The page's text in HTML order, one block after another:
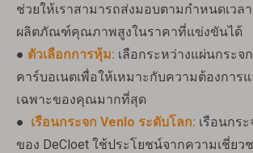
ช่วยให้เราสามารถส่งมอบตามกำหนดเวล
ผลิตภัณฑ์คุณภาพสูงในราคาที่แข่งขันได้
● ตัวเลือกการหุ้ม: เลือกระหว่างแผ่นกระจ
คาร์บอเนตเพื่อให้เหมาะกับความต้องการ
เฉพาะของคุณมากที่สุด
● เรือนกระจก Venlo ระดับโลก: เรือนกร
ของ DeCloet ใช้ประโยชน์จากความเชี่ย